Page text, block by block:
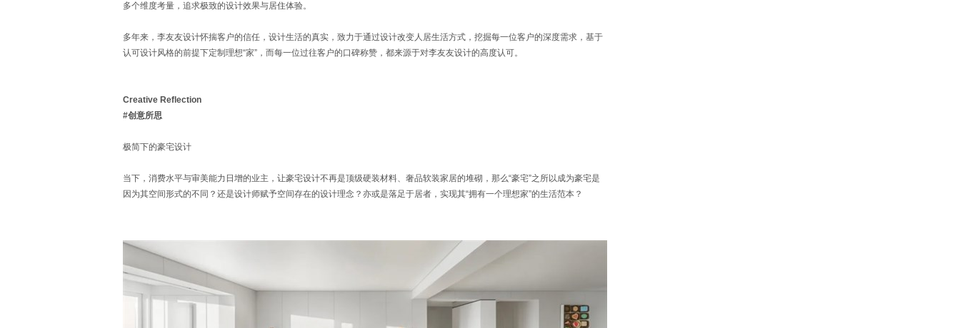
多个维度考量，追求极致的设计效果与居住体验。
多年来，李友友设计怀揣客户的信任，设计生活的真实，致力于通过设计改变人居生活方式，挖掘每一位客户的深度需求，基于
认可设计风格的前提下定制理想“家”，而每一位过往客户的口碑称赞，都来源于对李友友设计的高度认可。
Creative Reflection
#创意所思
极简下的豪宅设计
当下，消费水平与审美能力日增的业主，让豪宅设计不再是顶级硬装材料、奢品软装家居的堆砌，那么“豪宅”之所以成为豪宅是
因为其空间形式的不同？还是设计师赋予空间存在的设计理念？亦或是落足于居者，实现其“拥有一个理想家”的生活范本？